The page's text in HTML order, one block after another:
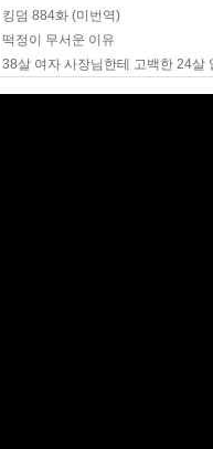
킹덤 884화 (미번역)
떡정이 무서운 이유
38살 여자 사장님한테 고백한 24살